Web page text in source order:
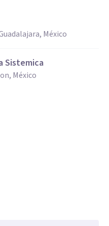
México
Sistemica
México